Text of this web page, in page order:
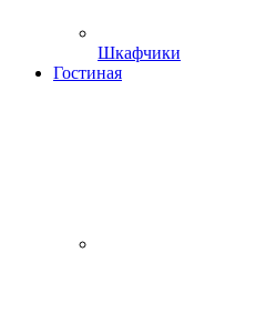
Шкафчики
Гостиная